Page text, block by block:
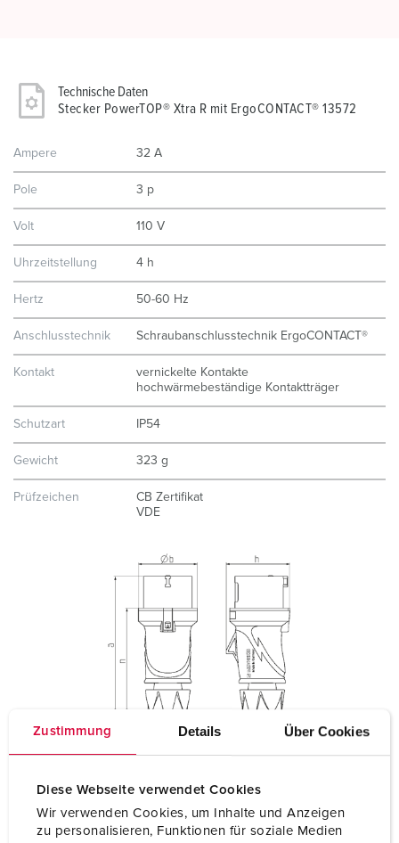
Zustimmung Details Über Cookies
Diese Webseite verwendet Cookies
Wir verwenden Cookies, um Inhalte und Anzeigen
zu personalisieren, Funktionen für soziale Medien
Technische Daten
Stecker PowerTOP® Xtra R mit ErgoCONTACT® 13572
Ampere 32 A
Pole 3 p
Volt 110 V
Uhrzeitstellung 4 h
Hertz 50-60 Hz
Anschlusstechnik Schraubanschlusstechnik ErgoCONTACT®
Kontakt
vernickelte Kontakte
hochwärmebeständige Kontaktträger
Schutzart IP54
Gewicht 323 g
Prüfzeichen
CB Zertifikat
VDE